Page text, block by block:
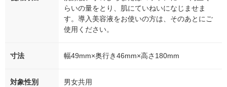
らいの量をとり、肌にていねいになじませま
す。導入美容液をお使いの方は、そのあとにご
使用ください。
寸法 幅49mm×奥行き46mm×高さ180mm
対象性別 男女共用